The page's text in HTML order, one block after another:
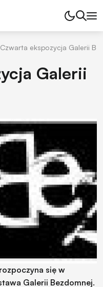
Czwarta ekspozycja Galerii
Galerii
się w
Galerii Bezdomnej.